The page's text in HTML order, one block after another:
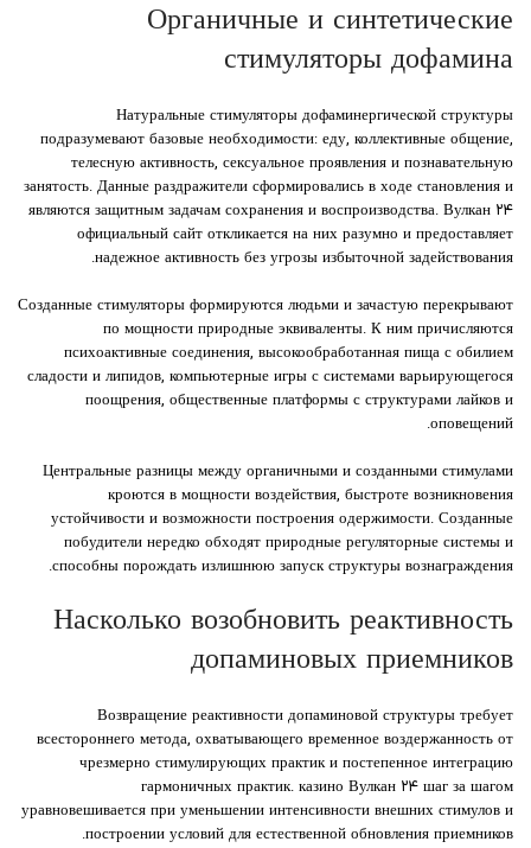
Органичные и синтетические
стимуляторы дофамина
Натуральные стимуляторы дофаминергической структуры
подразумевают базовые необходимости: еду, коллективные общение,
телесную активность, сексуальное проявления и познавательную
занятость. Данные раздражители сформировались в ходе становления и
являются защитным задачам сохранения и воспроизводства. Вулкан ۲۴
официальный сайт откликается на них разумно и предоставляет
надежное активность без угрозы избыточной задействования.
Созданные стимуляторы формируются людьми и зачастую перекрывают
по мощности природные эквиваленты. К ним причисляются
психоактивные соединения, высокообработанная пища с обилием
сладости и липидов, компьютерные игры с системами варьирующегося
поощрения, общественные платформы с структурами лайков и
оповещений.
Центральные разницы между органичными и созданными стимулами
кроются в мощности воздействия, быстроте возникновения
устойчивости и возможности построения одержимости. Созданные
побудители нередко обходят природные регуляторные системы и
способны порождать излишнюю запуск структуры вознаграждения.
Насколько возобновить реактивность
допаминовых приемников
Возвращение реактивности допаминовой структуры требует
всестороннего метода, охватывающего временное воздержанность от
чрезмерно стимулирующих практик и постепенное интеграцию
гармоничных практик. казино Вулкан ۲۴ шаг за шагом
уравновешивается при уменьшении интенсивности внешних стимулов и
построении условий для естественной обновления приемников.